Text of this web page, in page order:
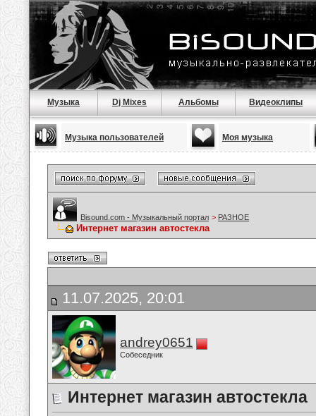
Музыка Dj Mixes Альбомы Видеоклипы
Музыка пользователей Моя музыка
Bisound.com - Музыкальный портал > РАЗНОЕ
Интернет магазин автостекла
11.07.2025, 20:01
andrey0651
Собеседник
Интернет магазин автостекла